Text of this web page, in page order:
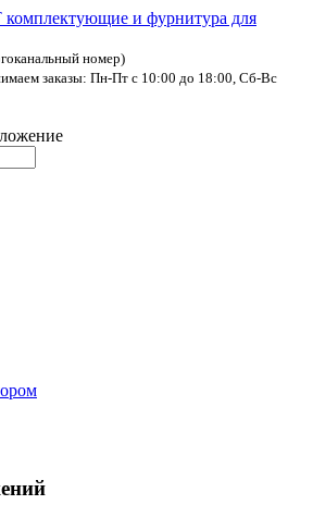
номер)
заказы: Пн-Пт с 10:00 до 18:00, Сб-Вс